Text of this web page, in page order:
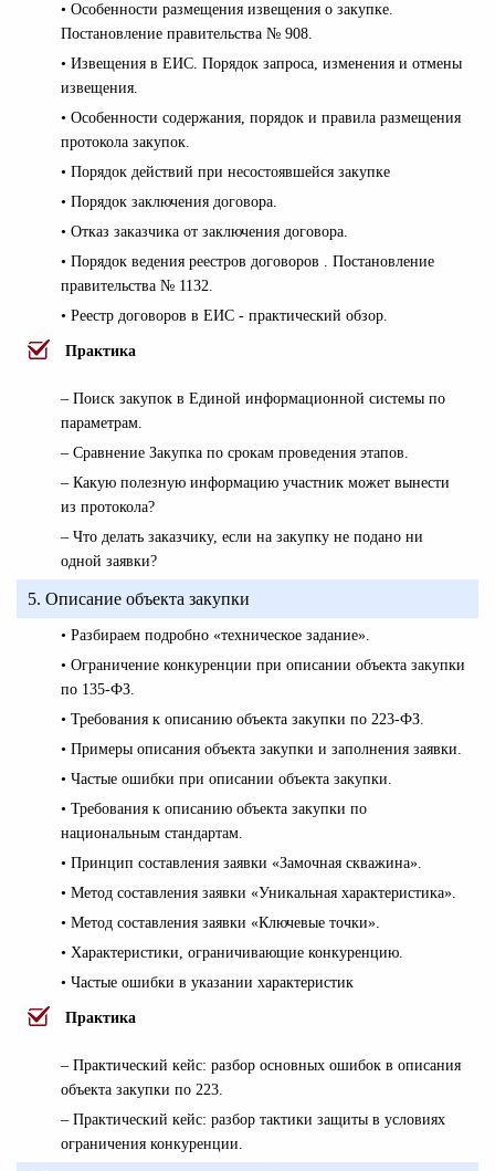
• Особенности размещения извещения о закупке.
Постановление правительства № 908.
• Извещения в ЕИС. Порядок запроса, изменения и отмены
извещения.
• Особенности содержания, порядок и правила размещения
протокола закупок.
• Порядок действий при несостоявшейся закупке
• Порядок заключения договора.
• Отказ заказчика от заключения договора.
• Порядок ведения реестров договоров . Постановление
правительства № 1132.
• Реестр договоров в ЕИС - практический обзор.
Практика
– Поиск закупок в Единой информационной системы по
параметрам.
– Сравнение Закупка по срокам проведения этапов.
– Какую полезную информацию участник может вынести
из протокола?
– Что делать заказчику, если на закупку не подано ни
одной заявки?
5. Описание объекта закупки
• Разбираем подробно «техническое задание».
• Ограничение конкуренции при описании объекта закупки
по 135-ФЗ.
• Требования к описанию объекта закупки по 223-ФЗ.
• Примеры описания объекта закупки и заполнения заявки.
• Частые ошибки при описании объекта закупки.
• Требования к описанию объекта закупки по
национальным стандартам.
• Принцип составления заявки «Замочная скважина».
• Метод составления заявки «Уникальная характеристика».
• Метод составления заявки «Ключевые точки».
• Характеристики, ограничивающие конкуренцию.
• Частые ошибки в указании характеристик
Практика
– Практический кейс: разбор основных ошибок в описания
объекта закупки по 223.
– Практический кейс: разбор тактики защиты в условиях
ограничения конкуренции.